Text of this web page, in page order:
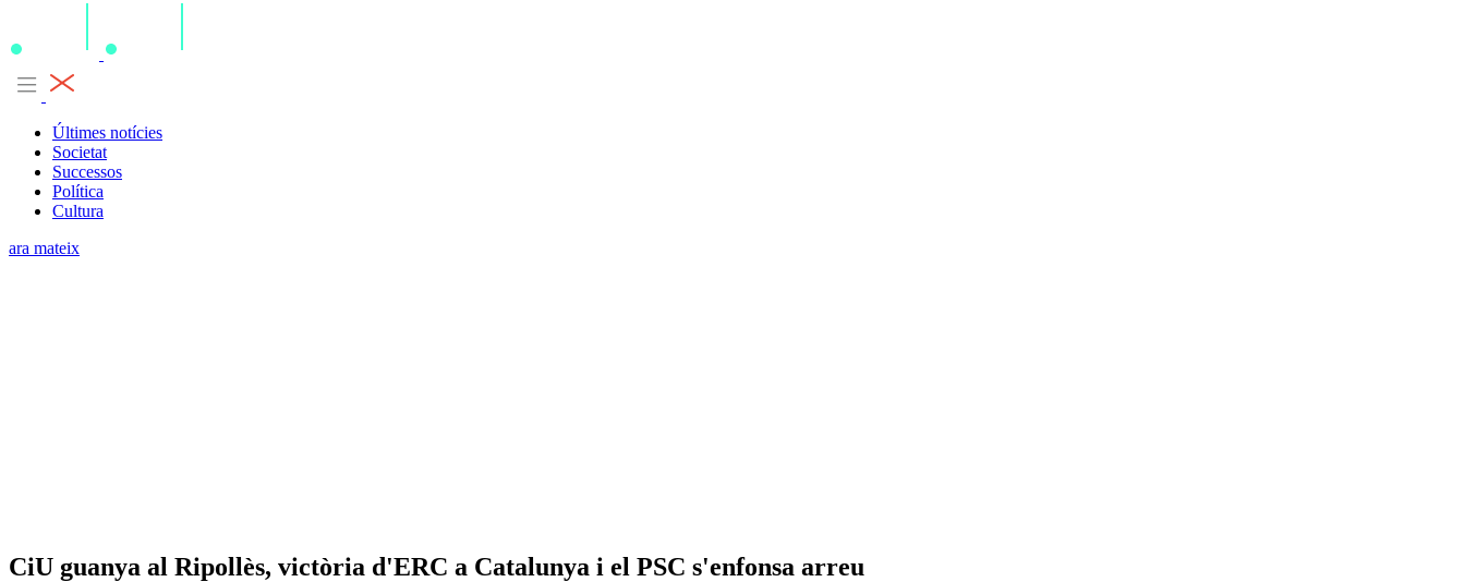
Últimes notícies
Societat
Successos
Política
Cultura
ara mateix
CiU guanya al Ripollès, victòria d'ERC a Catalunya i el PSC s'enfonsa arreu